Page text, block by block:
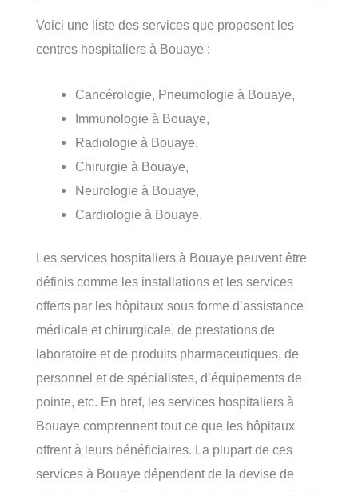
Voici une liste des services que proposent les
centres hospitaliers à Bouaye :
Cancérologie, Pneumologie à Bouaye,
Immunologie à Bouaye,
Radiologie à Bouaye,
Chirurgie à Bouaye,
Neurologie à Bouaye,
Cardiologie à Bouaye.
Les services hospitaliers à Bouaye peuvent être
définis comme les installations et les services
offerts par les hôpitaux sous forme d’assistance
médicale et chirurgicale, de prestations de
laboratoire et de produits pharmaceutiques, de
personnel et de spécialistes, d’équipements de
pointe, etc. En bref, les services hospitaliers à
Bouaye comprennent tout ce que les hôpitaux
offrent à leurs bénéficiaires. La plupart de ces
services à Bouaye dépendent de la devise de